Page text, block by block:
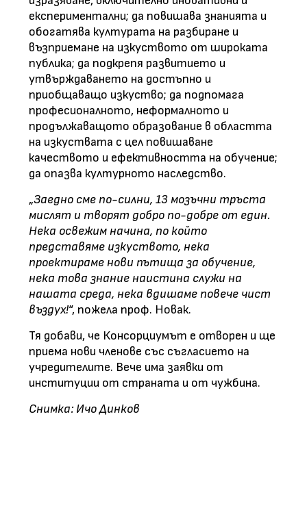
експериментални; да повишава знанията и
обогатява културата на разбиране и
възприемане на изкуството от широката
публика; да подкрепя развитието и
утвърждаването на достъпно и
приобщаващо изкуство; да подпомага
професионалното, неформалното и
продължаващото образование в областта
на изкуствата с цел повишаване
качеството и ефективността на обучение;
да опазва културното наследство.
„Заедно сме по-силни, 13 мозъчни тръста
мислят и творят добро по-добре от един.
Нека освежим начина, по който
представяме изкуството, нека
проектираме нови пътища за обучение,
нека това знание наистина служи на
нашата среда, нека вдишаме повече чист
въздух!“, пожела проф. Новак.
Тя добави, че Консорциумът е отворен и ще
приема нови членове със съгласието на
учредителите. Вече има заявки от
институции от страната и от чужбина.
Снимка: Ичо Динков